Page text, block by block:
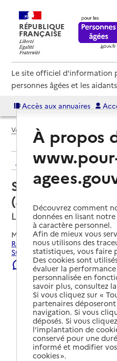
RÉPUBLIQUE
FRANÇAISE
Le site officiel d'information
personnes âgées et les aidants
Accès aux annuaires
Voir le fil d’Ariane
Retour aux résultats de
Service
(aide) – ADMR
La Suze-sur-Sarthe,
Mis à jour le22/07/2026
Rechercher les
Suze-sur-Sarthe.
Signaler une erreur
À propos
Découvrez comment
données en lisant
à caractère personnel.
Afin de mieux vous
nous utilisons des
statistiques, vous
Des cookies sont
évaluer la
personnalisée en
savoir plus, consultez
Si vous cliquez sur «
partenaires
navigation. Si vous
déposés. Si vous
l’implantation de
conservé pour une
informé et modifier
cookies ».